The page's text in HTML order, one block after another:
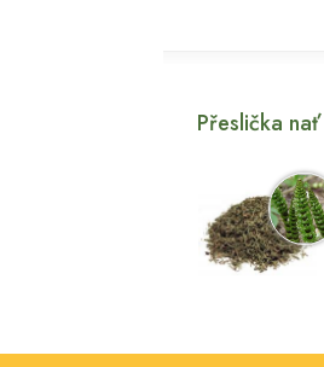
Přeslička nať